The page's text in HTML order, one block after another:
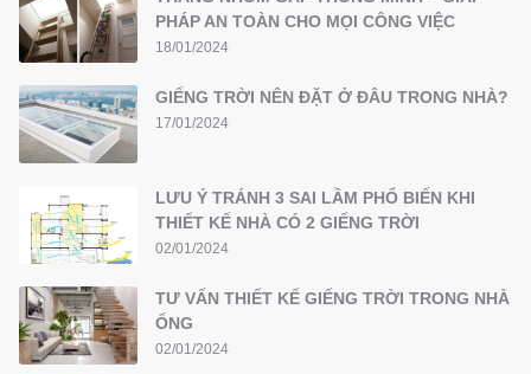
PHÁP AN TOÀN CHO MỌI CÔNG VIỆC
18/01/2024
GIẾNG TRỜI NÊN ĐẶT Ở ĐÂU TRONG NHÀ?
17/01/2024
LƯU Ý TRÁNH 3 SAI LẦM PHỔ BIẾN KHI
THIẾT KẾ NHÀ CÓ 2 GIẾNG TRỜI
02/01/2024
TƯ VẤN THIẾT KẾ GIẾNG TRỜI TRONG NHÀ
ỐNG
02/01/2024